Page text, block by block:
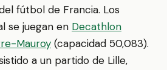
fútbol de Francia. Los
se juegan en Decathlon
Mauroy (capacidad 50,083).
a un partido de Lille,